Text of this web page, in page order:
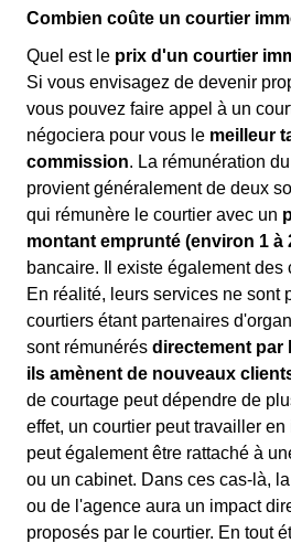
Combien coûte un courtier
Quel est le prix d'un courtier
Si vous envisagez de devenir
vous pouvez faire appel à un
négociera pour vous le meilleur
commission. La rémunération
provient généralement de deux
qui rémunère le courtier avec un
montant emprunté (environ 1 à
bancaire. Il existe également des
En réalité, leurs services ne sont
courtiers étant partenaires
sont rémunérés directement par
ils amènent de nouveaux
de courtage peut dépendre de
effet, un courtier peut travailler en
peut également être rattaché à
ou un cabinet. Dans ces cas-là, la
ou de l'agence aura un impact
proposés par le courtier. En tout